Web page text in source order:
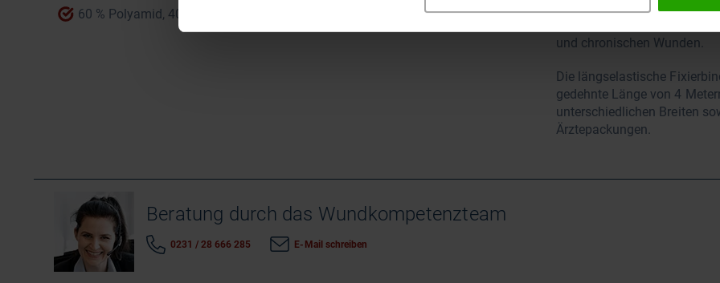
60 % Polyamid, 40 % Viskose
DracoSumbi Fixierbinden
DracoSumbi ist vielfältig
und chronischen Wunden.
Die längselastische
gedehnte Länge von 4
unterschiedlichen Breiten
Ärztepackungen.
Beratung durch das Wundkompetenzteam
0231 / 28 666 285 E-Mail schreiben